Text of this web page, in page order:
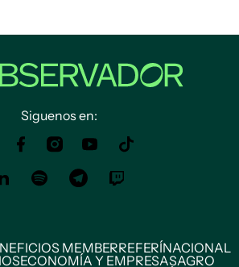
Siguenos en:
MEMBERREFERÍNACIONAL
ECONOMÍA Y EMPRESASAGRO